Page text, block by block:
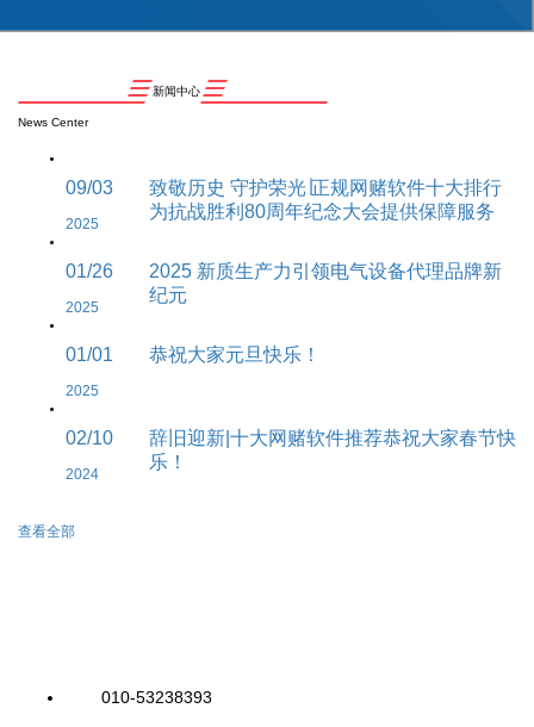
新闻中心
News Center
09/03
2025
致敬历史 守护荣光∣正规网赌软件十大排行
为抗战胜利80周年纪念大会提供保障服务
01/26
2025
2025 新质生产力引领电气设备代理品牌新
纪元
01/01
2025
恭祝大家元旦快乐！
02/10
2024
辞旧迎新|十大网赌软件推荐恭祝大家春节快
乐！
查看全部
010-53238393